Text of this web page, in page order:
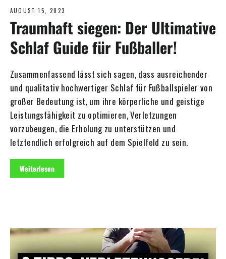
AUGUST 15, 2023
Traumhaft siegen: Der Ultimative
Schlaf Guide für Fußballer!
Zusammenfassend lässt sich sagen, dass ausreichender
und qualitativ hochwertiger Schlaf für Fußballspieler von
großer Bedeutung ist, um ihre körperliche und geistige
Leistungsfähigkeit zu optimieren, Verletzungen
vorzubeugen, die Erholung zu unterstützen und
letztendlich erfolgreich auf dem Spielfeld zu sein.
Weiterlesen